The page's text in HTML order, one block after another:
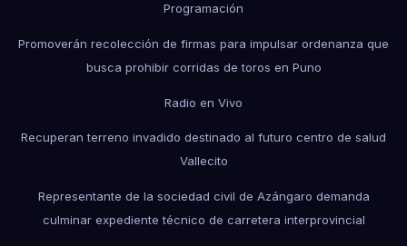
Programación
Promoverán recolección de firmas para impulsar ordenanza que
busca prohibir corridas de toros en Puno
Radio en Vivo
Recuperan terreno invadido destinado al futuro centro de salud
Vallecito
Representante de la sociedad civil de Azángaro demanda
culminar expediente técnico de carretera interprovincial